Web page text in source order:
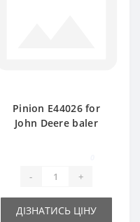
Pinion E44026 for
John Deere baler
- +
ДІЗНАТИСЬ ЦІНУ